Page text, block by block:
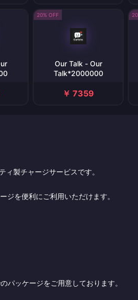
20% OFF
Our Talk - Our
Talk*2000000
￥ 7359
製チャージサービスです。
ジを便利にご利用いただけます。
ッケージをご用意しております。